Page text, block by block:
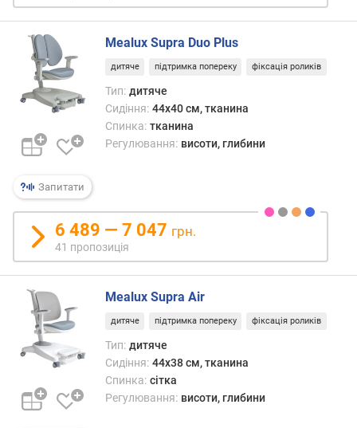
и
д
і
н
н
я
с
м
в
г
г
)
н
х
и
Запитати
Mealux Supra Duo Plus
дитяче підтримка попереку фіксація роликів
Тип: дитяче
Сидіння: 44x40 см, тканина
Спинка: тканина
Регулювання: висоти, глибини
6 489 — 7 047 грн.
41 пропозиція
Mealux Supra Air
дитяче підтримка попереку фіксація роликів
Тип: дитяче
Сидіння: 44x38 см, тканина
Спинка: сітка
Регулювання: висоти, глибини